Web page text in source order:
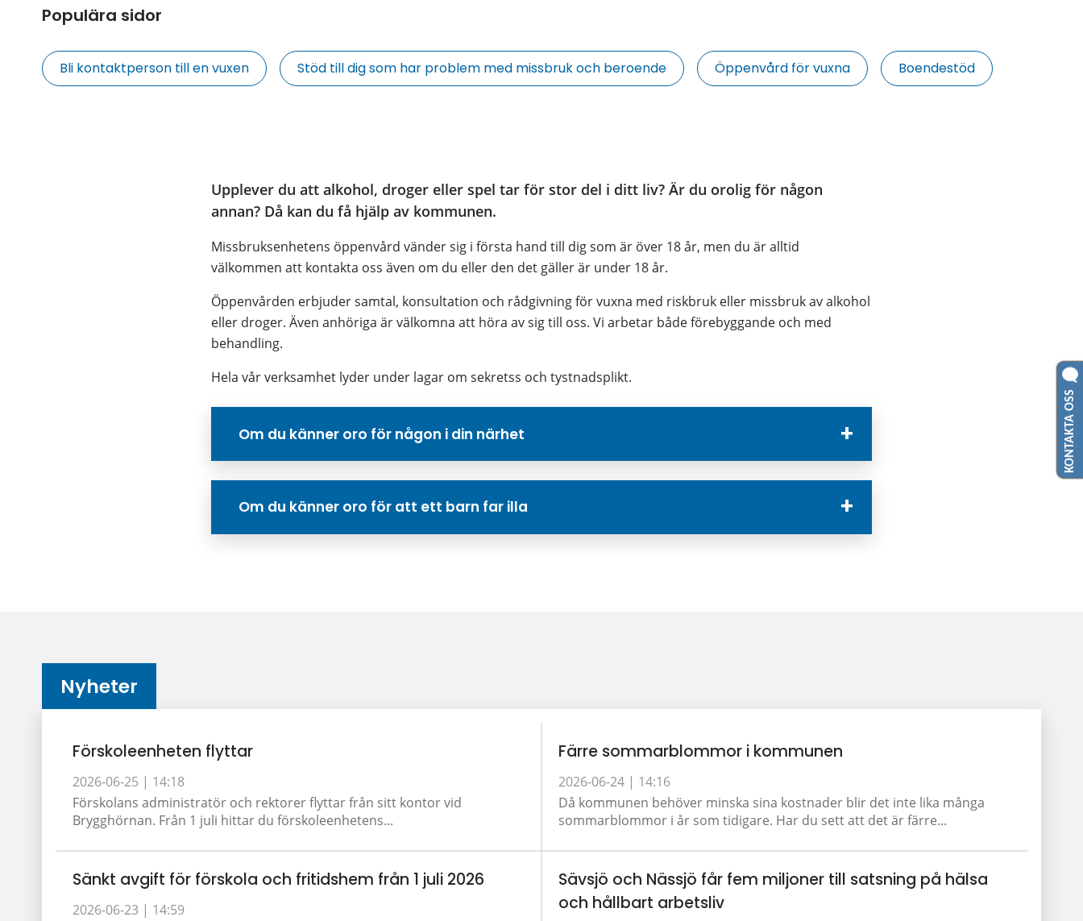
Populära sidor
Bli kontaktperson till en vuxen Stöd till dig som har problem med missbruk och beroende Öppenvård för vuxna Boendestöd
Upplever du att alkohol, droger eller spel tar för stor del i ditt liv? Är du orolig för någon
annan? Då kan du få hjälp av kommunen.
Missbruksenhetens öppenvård vänder sig i första hand till dig som är över 18 år, men du är alltid
välkommen att kontakta oss även om du eller den det gäller är under 18 år.
Öppenvården erbjuder samtal, konsultation och rådgivning för vuxna med riskbruk eller missbruk av alkohol
eller droger. Även anhöriga är välkomna att höra av sig till oss. Vi arbetar både förebyggande och med
behandling.
Hela vår verksamhet lyder under lagar om sekretss och tystnadsplikt.
Om du känner oro för någon i din närhet
Om du känner oro för att ett barn far illa
Nyheter
Förskoleenheten flyttar
2026-06-25 | 14:18
Förskolans administratör och rektorer flyttar från sitt kontor vid
Brygghörnan. Från 1 juli hittar du förskoleenhetens...
Färre sommarblommor i kommunen
2026-06-24 | 14:16
Då kommunen behöver minska sina kostnader blir det inte lika många
sommarblommor i år som tidigare. Har du sett att det är färre...
Sänkt avgift för förskola och fritidshem från 1 juli 2026
2026-06-23 | 14:59
Sävsjö och Nässjö får fem miljoner till satsning på hälsa
och hållbart arbetsliv
KONTAKTA OSS